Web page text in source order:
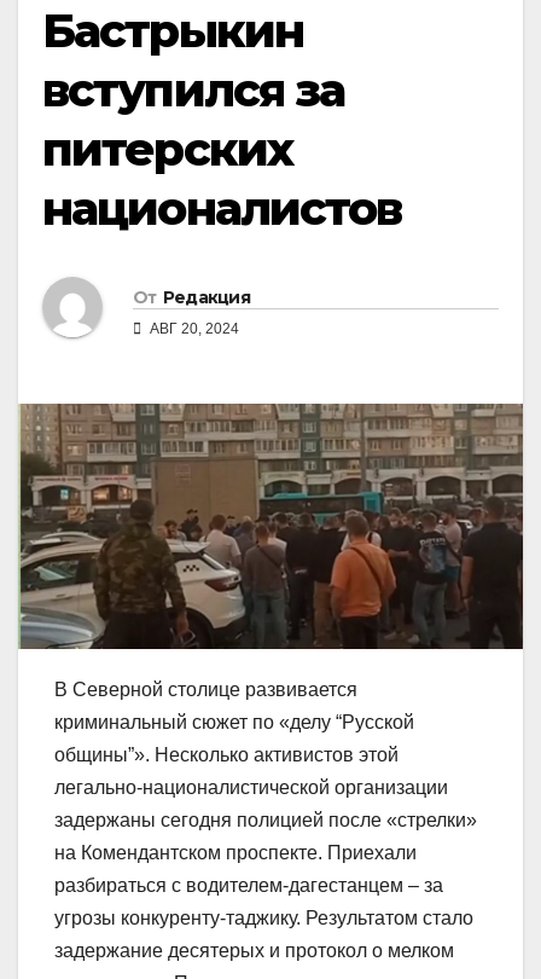
Бастрыкин
вступился за
питерских
националистов
От Редакция
АВГ 20, 2024
В Северной столице развивается
криминальный сюжет по «делу “Русской
общины”». Несколько активистов этой
легально-националистической организации
задержаны сегодня полицией после «стрелки»
на Комендантском проспекте. Приехали
разбираться с водителем-дагестанцем – за
угрозы конкуренту-таджику. Результатом стало
задержание десятерых и протокол о мелком